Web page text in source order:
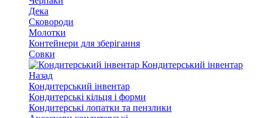
Дека
Сковороди
Молотки
Контейнери для зберігання
Совки
Кондитерський інвентар
Назад
Кондитерський інвентар
Кондитерські кільця і форми
Кондитерські лопатки та пензлики